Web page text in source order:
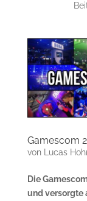
Gamescom
von Lucas
Die
und versorgte